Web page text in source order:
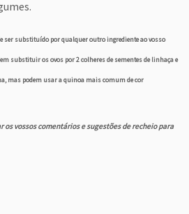
ser substituído por qualquer outro ingrediente ao vosso
substituir os ovos por 2 colheres de sementes de linhaça e
mas podem usar a quinoa mais comum de cor
os vossos comentários e sugestões de recheio para